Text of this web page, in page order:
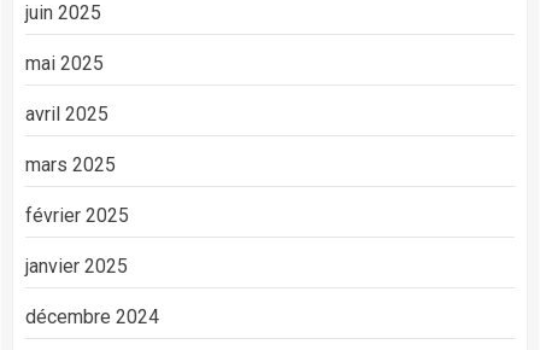
juin 2025
mai 2025
avril 2025
mars 2025
février 2025
janvier 2025
décembre 2024